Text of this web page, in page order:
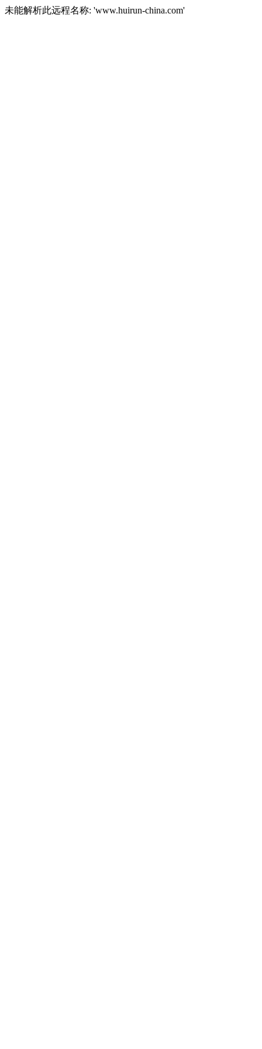
未能解析此远程名称: 'www.huirun-china.com'